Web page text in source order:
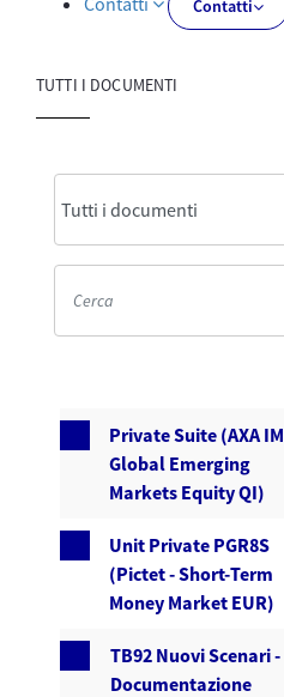
Contatti
TUTTI I DOCUMENTI
Private Suite (AXA IM
Global Emerging
Markets Equity QI)
Unit Private PGR8S
(Pictet - Short-Term
Money Market EUR)
TB92 Nuovi Scenari -
Documentazione